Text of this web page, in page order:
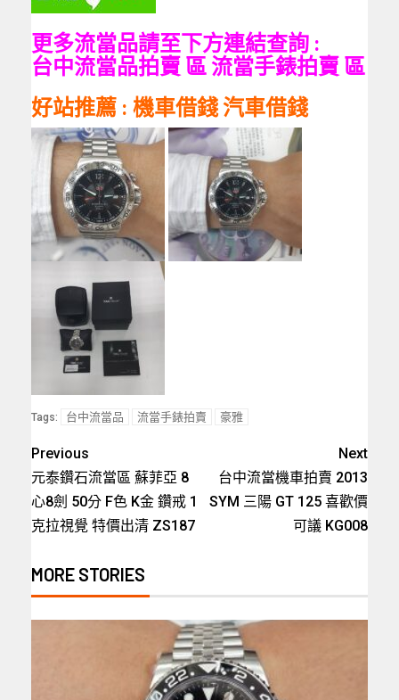
更多流當品請至下方連結查詢 :
台中流當品拍賣 區 流當手錶拍賣 區
好站推薦 : 機車借錢汽車借錢
Tags: 台中流當品 流當手錶拍賣 豪雅
Previous
元泰鑽石流當區 蘇菲亞 8
心8劍 50分 F色 K金 鑽戒 1
克拉視覺 特價出清 ZS187
Next
台中流當機車拍賣 2013
SYM 三陽 GT 125 喜歡價
可議 KG008
MORE STORIES